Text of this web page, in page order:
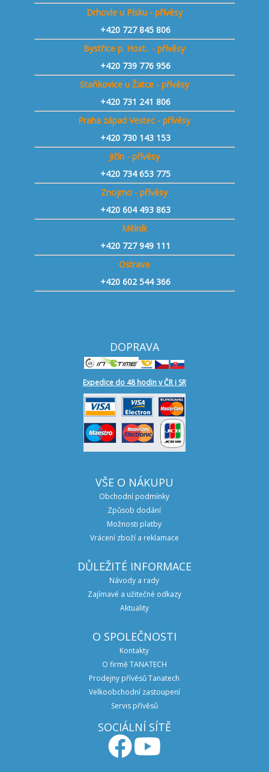
Drhovle u Písku - přívěsy
+420 727 845 806
Bystřice p. Host. - přívěsy
+420 739 776 956
Staňkovice u Žatce - přívěsy
+420 731 241 806
Praha západ Vestec - přívěsy
+420 730 143 153
Jičín - přívěsy
+420 734 653 775
Znojmo - přívěsy
+420 604 493 863
Mělník
+420 727 949 111
Ostrava
+420 602 544 366
DOPRAVA
Expedice do 48 hodin v ČR i SR
VŠE O NÁKUPU
Obchodní podmínky
Způsob dodání
Možnosti platby
Vrácení zboží a reklamace
DŮLEŽITÉ INFORMACE
Návody a rady
Zajímavé a užitečné odkazy
Aktuality
O SPOLEČNOSTI
Kontakty
O firmě TANATECH
Prodejny přívěsů Tanatech
Velkoobchodní zastoupení
Servis přívěsů
SOCIÁLNÍ SÍTĚ